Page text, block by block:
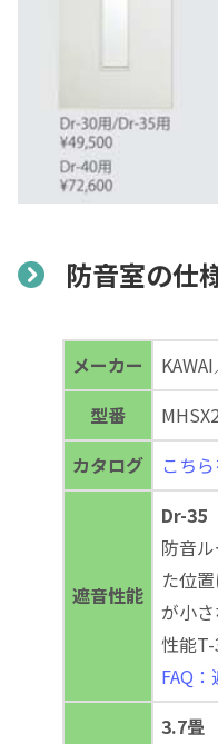
防音室の仕
メーカー
型番
カタログ
こち
遮音性能
Dr-35
防音
た位
が小
性能
FAQ
3.7畳